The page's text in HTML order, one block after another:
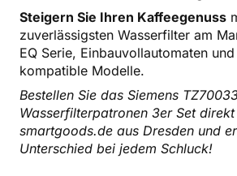
Steigern Sie Ihren Kaffeegenuss
zuverlässigsten Wasserfilter am
EQ Serie, Einbauvollautomaten
kompatible Modelle.
Bestellen Sie das Siemens
Wasserfilterpatronen 3er Set
smartgoods.de aus Dresden und
Unterschied bei jedem Schluck!